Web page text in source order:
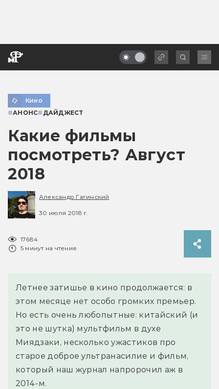
Кино
#АНОНС# ДАЙДЖЕСТ
Какие фильмы
посмотреть? Август
2018
Александр Гагинский
30 июля 2018 г.
17684
5 минут на чтение
Летнее затишье в кино продолжается: в
этом месяце нет особо громких премьер.
Но есть очень любопытные: китайский (и
это не шутка) мультфильм в духе
Миядзаки, несколько ужастиков про
старое доброе ультранасилие и фильм,
который наш журнал напророчил аж в
2014-м.